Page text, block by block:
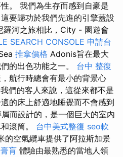
。 我們為生存而感到自豪是
要歸功於我們先進的引擎蓋設
羅河之旅相比，City - 園遊會
SEARCH CONSOLE 申請台
推拿價格 Adonis旨在最大
的出色功能之一。 台中 整復
航行時總會有最小的背景心
們的客人來說，這從來都不是
的床上舒適地睡覺而不會感到
而設計的，是一個巨大的室內
滾筒。 台中美式整復 seo軟
的空氣纜車提供了阿拉斯加景
膏肓 體驗由最熟悉的當地人領